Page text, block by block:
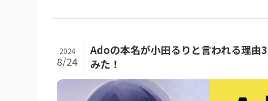
Adoの本名が小田るりと言われる理由
みた！
2024
8/24